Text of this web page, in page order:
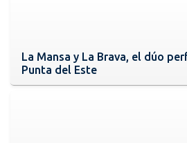
La Mansa y La Brava, el dúo
Punta del Este